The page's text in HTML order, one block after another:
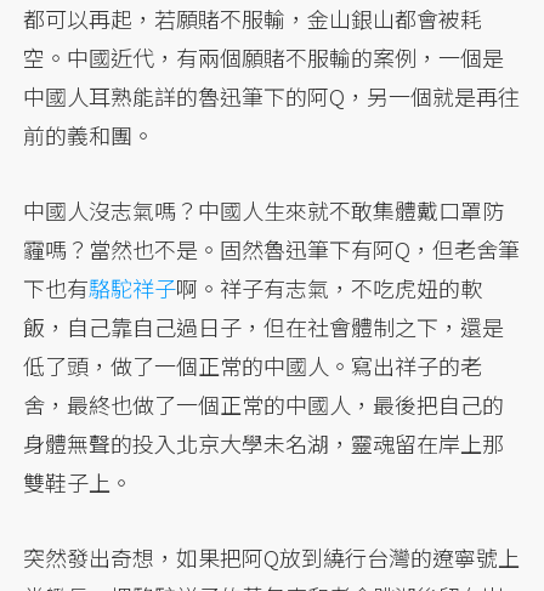
都可以再起，若願賭不服輸，金山銀山都會被耗
空。中國近代，有兩個願賭不服輸的案例，一個是
中國人耳熟能詳的魯迅筆下的阿Q，另一個就是再往
前的義和團。
中國人沒志氣嗎？中國人生來就不敢集體戴口罩防
霾嗎？當然也不是。固然魯迅筆下有阿Q，但老舍筆
下也有駱駝祥子啊。祥子有志氣，不吃虎妞的軟
飯，自己靠自己過日子，但在社會體制之下，還是
低了頭，做了一個正常的中國人。寫出祥子的老
舍，最終也做了一個正常的中國人，最後把自己的
身體無聲的投入北京大學未名湖，靈魂留在岸上那
雙鞋子上。
突然發出奇想，如果把阿Q放到繞行台灣的遼寧號上